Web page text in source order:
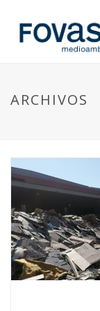
ARCHIVOS